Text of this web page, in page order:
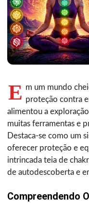
E m um mundo
proteção contra
alimentou a
muitas ferramentas e
Destaca-se como um
oferecer proteção e
intrincada teia de
de autodescoberta e
Compreendendo